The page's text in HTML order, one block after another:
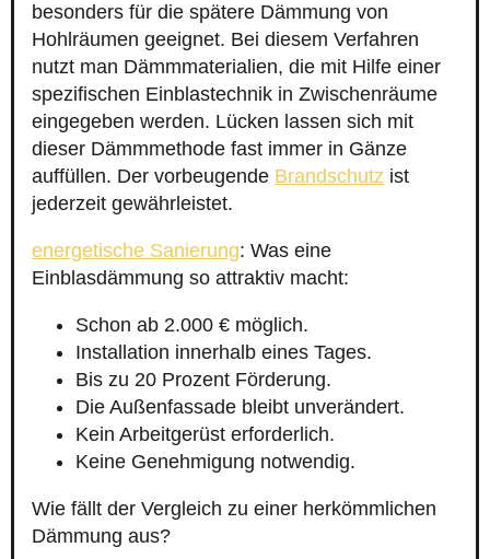
besonders für die spätere Dämmung von
Hohlräumen geeignet. Bei diesem Verfahren
nutzt man Dämmmaterialien, die mit Hilfe einer
spezifischen Einblastechnik in Zwischenräume
eingegeben werden. Lücken lassen sich mit
dieser Dämmmethode fast immer in Gänze
auffüllen. Der vorbeugende Brandschutz ist
jederzeit gewährleistet.
energetische Sanierung: Was eine
Einblasdämmung so attraktiv macht:
Schon ab 2.000 € möglich.
Installation innerhalb eines Tages.
Bis zu 20 Prozent Förderung.
Die Außenfassade bleibt unverändert.
Kein Arbeitgerüst erforderlich.
Keine Genehmigung notwendig.
Wie fällt der Vergleich zu einer herkömmlichen
Dämmung aus?